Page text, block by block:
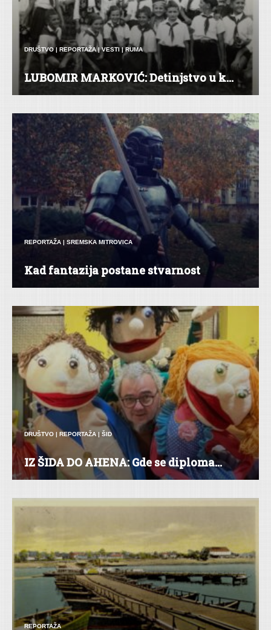
DRUŠTVO| REPORTAŽA|VESTI |RUMA
LUBOMIR MARKOVIĆ: Detinjstvo u k...
REPORTAŽA | SREMSKA MITROVICA
Kad fantazija postane stvarnost
DRUŠTVO | REPORTAŽA | ŠID
IZ ŠIDA DO AHENA: Gde se diploma...
REPORTAŽA